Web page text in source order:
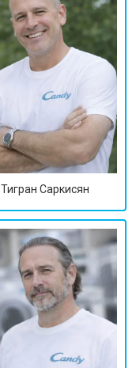
Тигран Саркисян